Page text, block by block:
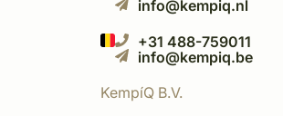
info@kempiq.nl
+31 488-759011
info@kempiq.be
KempíQ B.V.